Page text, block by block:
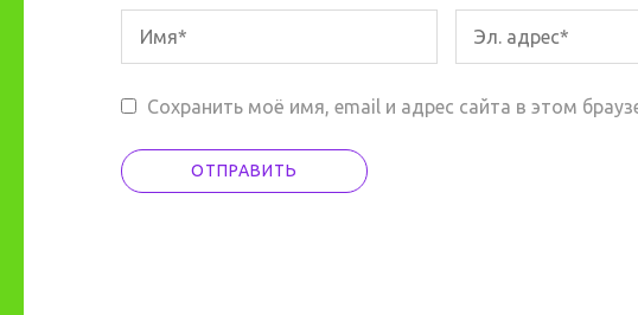
Сохранить моё имя, email и адрес сайта в этом